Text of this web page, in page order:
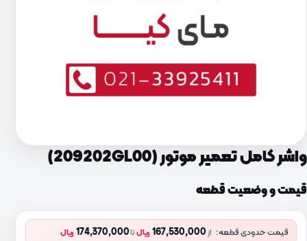
واشر کامل تعمیر موتور (209202GL00)
قیمت و وضعیت قطعه
قیمت حدودی قطعه: از167,530,000 ریالتا174,370,000 ریال